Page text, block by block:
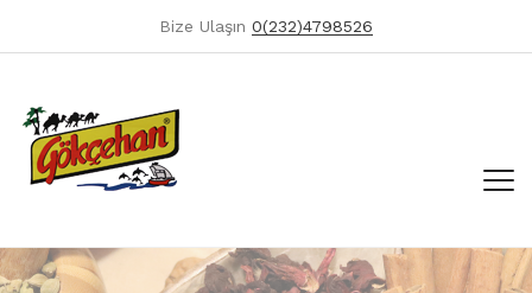
Bize Ulaşın 0(232)4798526